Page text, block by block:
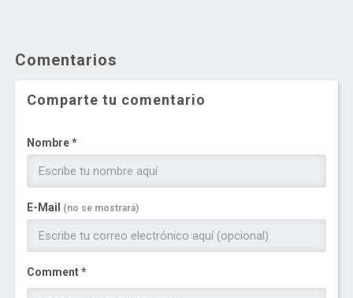
Comentarios
Comparte tu comentario
Nombre *
E-Mail (no se mostrará)
Comment *